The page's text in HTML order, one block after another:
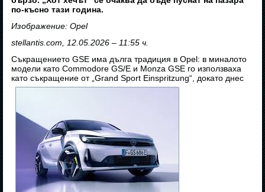
по-късно тази година.
Изображение: Opel
stellantis.com, 12.05.2026 – 11:55 ч.
Съкращението GSE има дълга традиция в Opel: в миналото
модели като Commodore GS/E и Monza GSE го използваха
като съкращение от „Grand Sport Einspritzung“, докато днес